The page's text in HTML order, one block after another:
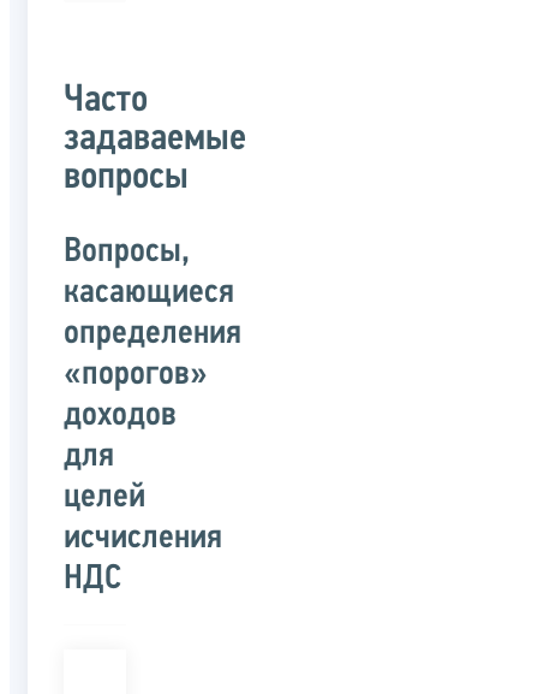
Часто
задаваемые
вопросы
Вопросы,
касающиеся
определения
«порогов»
доходов
для
целей
исчисления
НДС